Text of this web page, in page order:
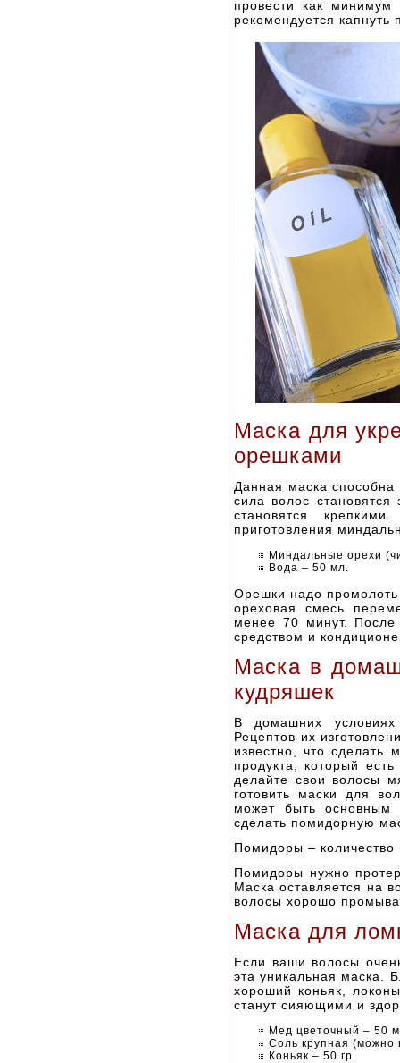
провести как
рекомендуется капнуть
Маска для
орешками
Данная маска способна
сила волос
становятся
приготовления
Миндальные орехи
Вода – 50 мл.
Орешки надо промолоть
ореховая смесь
менее 70 минут.
средством и
Маска в
кудряшек
В домашних
Рецептов их
известно, что сделать
продукта, который
делайте свои волосы
готовить маски для
может быть основным
сделать помидорную
Помидоры –
Помидоры нужно
Маска оставляется на
волосы хорошо
Маска для
Если ваши волосы
эта уникальная маска.
хороший коньяк,
станут сияющими и
Мед цветочный – 50
Соль крупная (можно
Коньяк – 50 гр.